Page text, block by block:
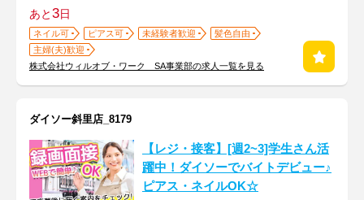
あと3日
ネイル可 ピアス可 未経験者歓迎
髪色自由
主婦(夫)歓迎
株式会社ウィルオブ・ワーク SA事業部の求人一覧を見る
ダイソー斜里店_8179
【レジ・接客】[週2~3]学生さん活
躍中！ダイソーでバイトデビュー♪
ピアス・ネイルOK☆